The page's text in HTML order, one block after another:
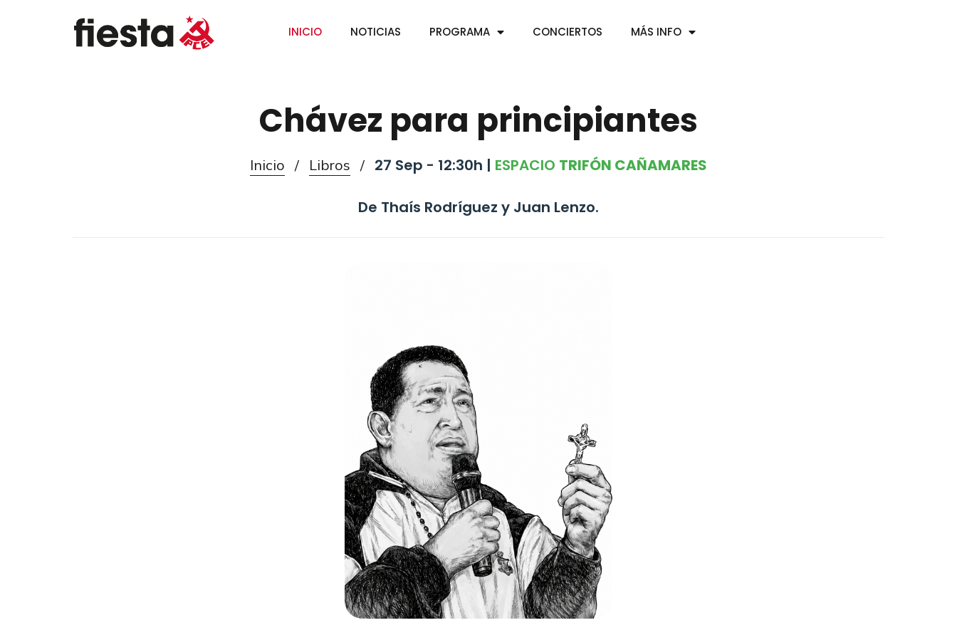
INICIO NOTICIAS PROGRAMA CONCIERTOS MÁS INFO
Chávez para principiantes
Inicio / Libros / 27 Sep - 12:30h | ESPACIO TRIFÓN CAÑAMARES
De Thaís Rodríguez y Juan Lenzo.